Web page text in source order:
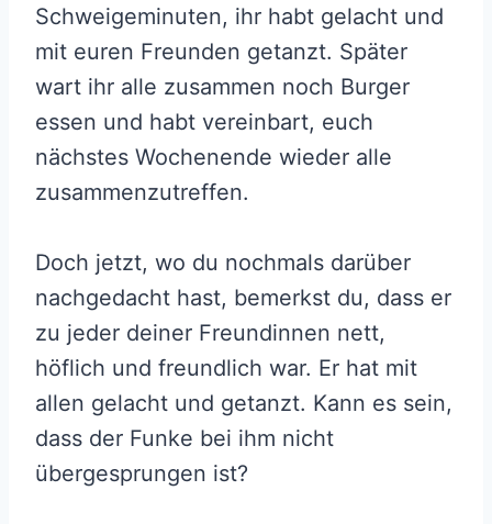
Schweigeminuten, ihr habt gelacht und
mit euren Freunden getanzt. Später
wart ihr alle zusammen noch Burger
essen und habt vereinbart, euch
nächstes Wochenende wieder alle
zusammenzutreffen.
Doch jetzt, wo du nochmals darüber
nachgedacht hast, bemerkst du, dass er
zu jeder deiner Freundinnen nett,
höflich und freundlich war. Er hat mit
allen gelacht und getanzt. Kann es sein,
dass der Funke bei ihm nicht
übergesprungen ist?